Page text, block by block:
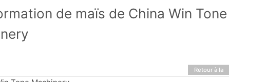
de maïs de China Win Tone
Retour à la